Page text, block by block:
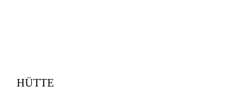
KATEGORIE
HÜTTE